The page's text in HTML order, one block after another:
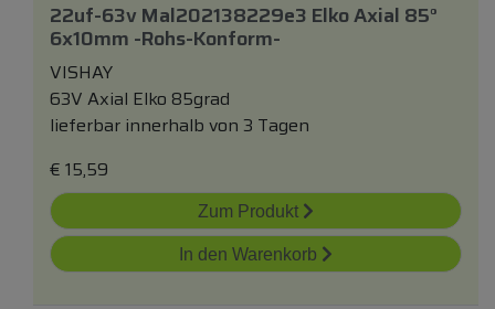
22uf-63v Mal202138229e3 Elko Axial 85°
6x10mm -rohs-Konform-
VISHAY
63V Axial Elko 85grad
lieferbar innerhalb von 3 Tagen
€ 15,59
Zum Produkt
In den Warenkorb